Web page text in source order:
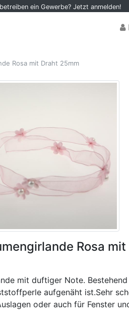
ein Gewerbe? Jetzt anmelden!
Rosa mit Draht 25mm
Rosa
mit duftiger Note.
aufgenäht ist.Sehr
oder auch für Fenster